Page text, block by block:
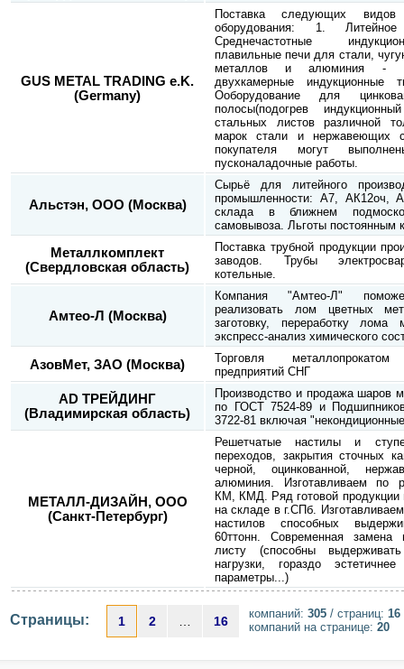
GUS METAL TRADING e.K.
(Germany)
Поставка следующих видов
оборудования: 1.
Среднечастотные
плавильные печи для стали,
металлов и алюминия -
двухкамерные индукционные
Ооборудование для
полосы(подогрев
стальных листов различной
марок стали и нержавеющих
покупателя могут
пусконаладочные работы.
Альстэн, ООО (Москва)
Сырьё для литейного
промышленности: А7, АК12оч,
склада в ближнем
самовывоза. Льготы постоянным
Металлкомплект
(Свердловская область)
Поставка трубной продукции
заводов. Трубы
котельные.
Амтео-Л (Москва)
Компания "Амтео-Л"
реализовать лом цветных
заготовку, переработку лома
экспресс-анализ химического
АзовМет, ЗАО (Москва)
Торговля металлопрокатом
предприятий СНГ
AD ТРЕЙДИНГ
(Владимирская область)
Производство и продажа шаров
по ГОСТ 7524-89 и
3722-81 включая
МЕТАЛЛ-ДИЗАЙН, ООО
(Санкт-Петербург)
Решетчатые настилы и
переходов, закрытия сточных
черной, оцинкованной,
алюминия. Изготавливаем по
КМ, КМД. Ряд готовой продукции
на складе в г.СПб.
настилов способных
60ттонн. Современная замена
листу (способны
нагрузки, гораздо
параметры...)
Страницы: 1 2 16
компаний: 305 / страниц: 16
компаний на странице: 20